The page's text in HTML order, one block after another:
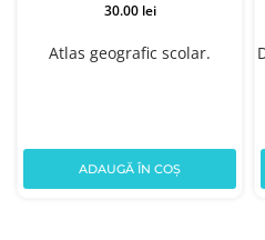
Atlas geografic scolar.
30.00 lei
ADAUGĂ ÎN COȘ